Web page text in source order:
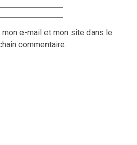
mon e-mail et mon site dans le
commentaire.